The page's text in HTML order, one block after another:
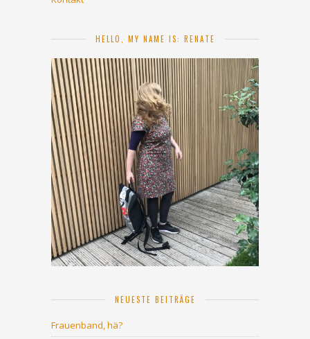
HELLO, MY NAME IS: RENATE
NEUESTE BEITRÄGE
Frauenband, hä?